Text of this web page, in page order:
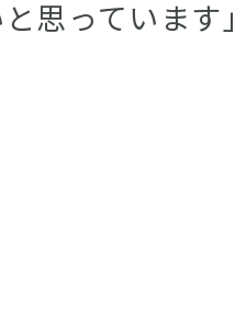
思っています」